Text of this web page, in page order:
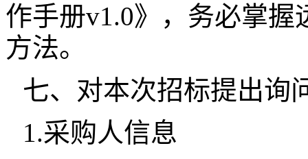
作手册v1.0》，务必掌
方法。
七、对本次招标提出询
1.采购人信息